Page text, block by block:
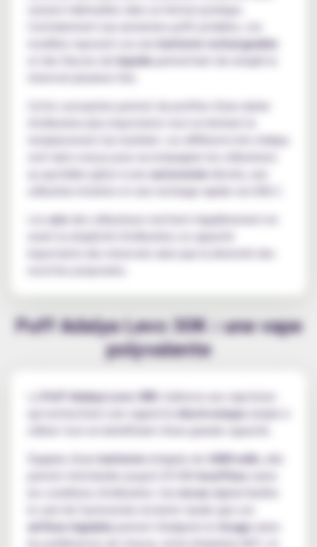
saveurs habituelles dans un format pratique.
batterie rechargeable
liquide
Cette conception permet de profiter d'une durée
remplacement du matériel. Les différents kits Adalya
sont ainsi conçus pour accompagner les utilisateurs
au quotidien grâce à une
autonomie
utilisation intuitive et une recharge rapide via USB-C.
Lesavis des utilisateurs mettent régulièrement en
avant la simplicité d'utilisation, la capacité
importante des réservoirs ainsi que la diversité des
Puff Adalya Levo 30K : une vape
polyvalente
Puff Adalya Levo 30K s'adresse aux vapoteurs
qui recherchent une cigarette
électronique
Équipée d'unebatterieintégrée de 1000 mAh , elle
bouffees
écran
digital facilite
airflow
réglable permet d'adapter le tirage selon